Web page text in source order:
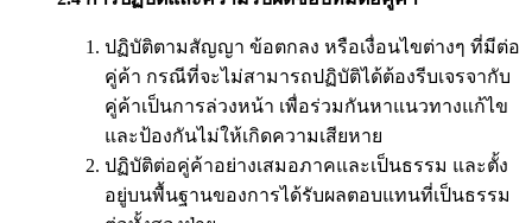
ปฏิบัติตามสัญญา ข้อตกลง หรือเงื่อนไขต่างๆ ที่มีต่อ
คู่ค้า กรณีที่จะไม่สามารถปฏิบัติได้ต้องรีบเจรจากับ
คู่ค้าเป็นการล่วงหน้า เพื่อร่วมกันหาแนวทางแก้ไข
และป้องกันไม่ให้เกิดความเสียหาย
ปฏิบัติต่อคู่ค้าอย่างเสมอภาคและเป็นธรรม และตั้ง
อยู่บนพื้นฐานของการได้รับผลตอบแทนที่เป็นธรรม